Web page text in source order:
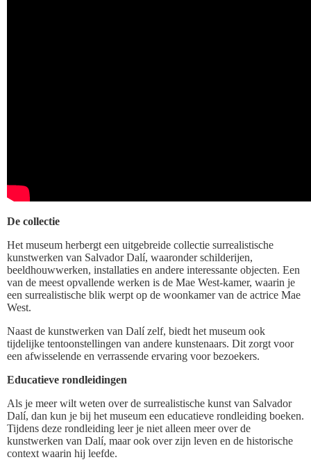
De collectie
Het museum herbergt een uitgebreide collectie surrealistische
kunstwerken van Salvador Dalí, waaronder schilderijen,
beeldhouwwerken, installaties en andere interessante objecten. Een
van de meest opvallende werken is de Mae West-kamer, waarin je
een surrealistische blik werpt op de woonkamer van de actrice Mae
West.
Naast de kunstwerken van Dalí zelf, biedt het museum ook
tijdelijke tentoonstellingen van andere kunstenaars. Dit zorgt voor
een afwisselende en verrassende ervaring voor bezoekers.
Educatieve rondleidingen
Als je meer wilt weten over de surrealistische kunst van Salvador
Dalí, dan kun je bij het museum een educatieve rondleiding boeken.
Tijdens deze rondleiding leer je niet alleen meer over de
kunstwerken van Dalí, maar ook over zijn leven en de historische
context waarin hij leefde.